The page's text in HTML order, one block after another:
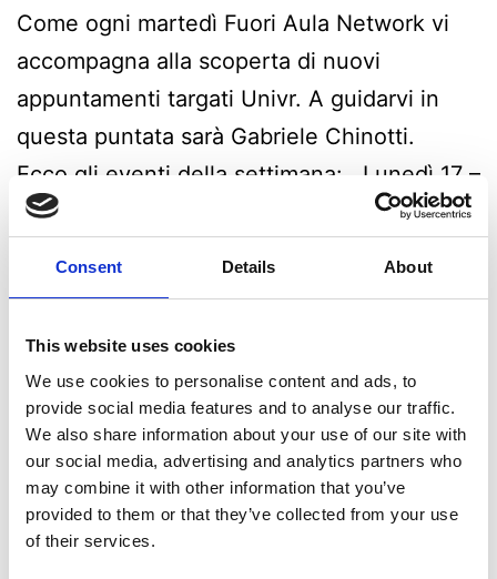
Consent Details About
This website uses cookies
We use cookies to personalise content and ads, to
provide social media features and to analyse our traffic.
We also share information about your use of our site with
our social media, advertising and analytics partners who
may combine it with other information that you’ve
provided to them or that they’ve collected from your use
of their services.
Come ogni martedì Fuori Aula Network vi
accompagna alla scoperta di nuovi
appuntamenti targati Univr. A guidarvi in
questa puntata sarà Gabriele Chinotti.
Ecco gli eventi della settimana: Lunedì 17 –
ore 16, aula Lab SMS 1, polo Santa Marta,
PubblicatoFebbraio 18, 2025
Categorie:News
Taggato appuntamenti , conferenze , eventi master
podcast,ragni, RassegnaTi,scienzemotorie,skenè
storytelling ,traduzione ,trascrea,università, Univr,
verona, winterschool